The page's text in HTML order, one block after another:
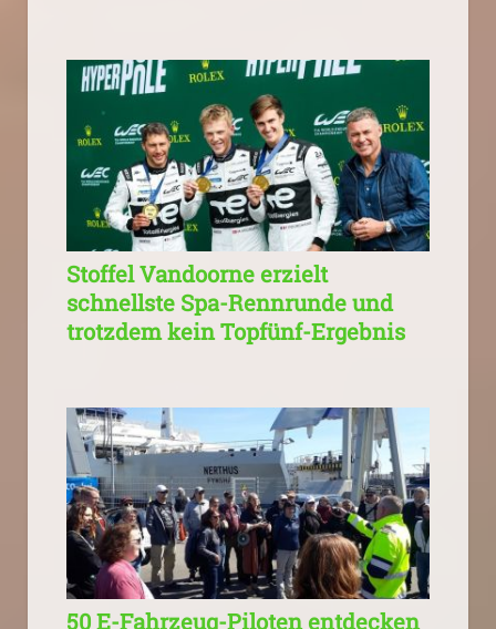
Stoffel Vandoorne erzielt
schnellste Spa-Rennrunde und
trotzdem kein Topfünf-Ergebnis
50 E-Fahrzeug-Piloten entdecken